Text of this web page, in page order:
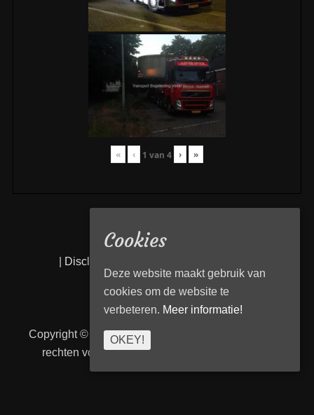
« ‹ 1 van 4 › »
Disclaimer
Copyright © 2026Transport Begeleiding Venlo
rechten voorbehouden. | TBVenlo door
Cookies
Deze website maakt gebruik van
cookies om de website te
verbeteren. Meer informatie!
OKEY!